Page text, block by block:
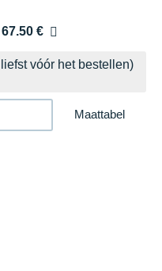
67.50 €
vóór het bestellen)
Maattabel